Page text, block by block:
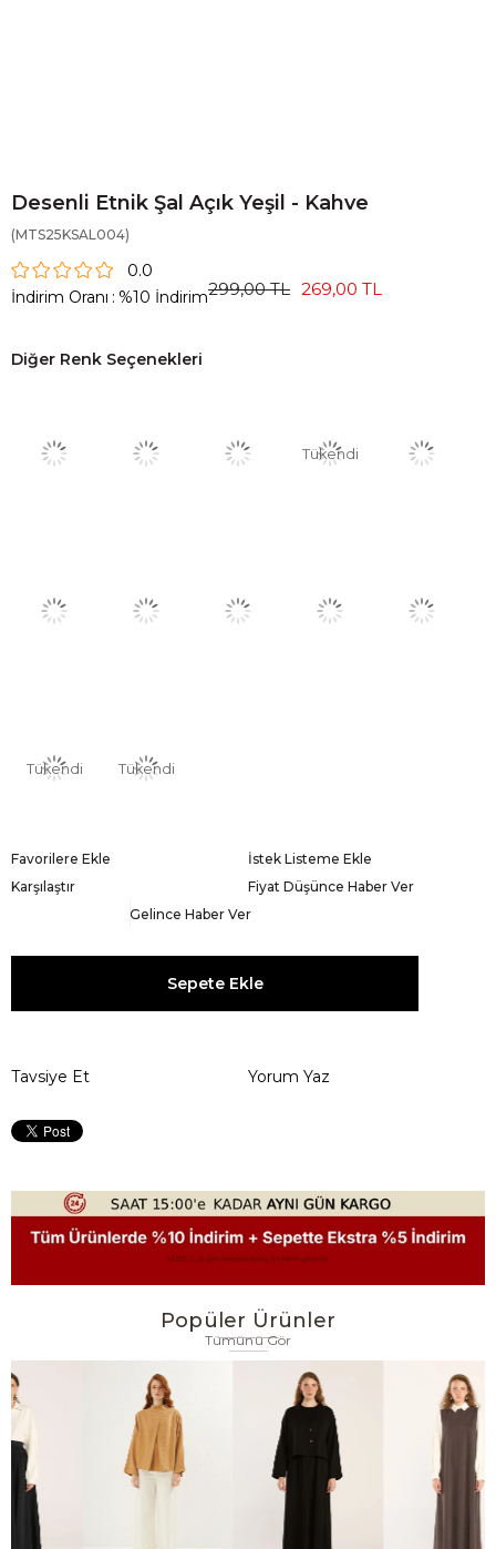
Desenli Etnik Şal Açık Yeşil - Kahve
(MTS25KSAL004)
0.0
İndirim Oranı : %10 İndirim299,00 TL 269,00 TL
Diğer Renk Seçenekleri
Tükendi
Tükendi Tükendi
Favorilere Ekle
İstek Listeme Ekle
Karşılaştır
Fiyat Düşünce Haber Ver
Gelince Haber Ver
Tavsiye Et Yorum Yaz
Popüler Ürünler
Tümünü Gör